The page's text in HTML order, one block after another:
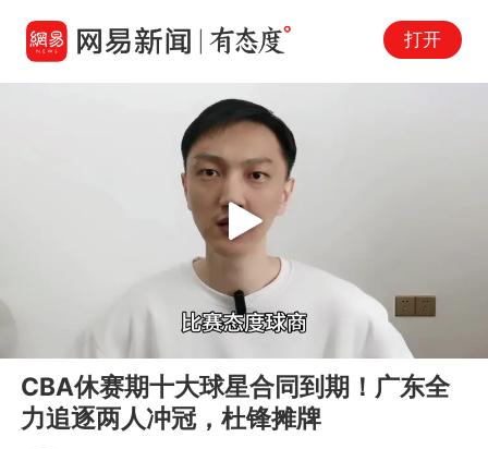
打开
03:59
Play
CBA休赛期十大球星合同到期！广东全
力追逐两人冲冠，杜锋摊牌